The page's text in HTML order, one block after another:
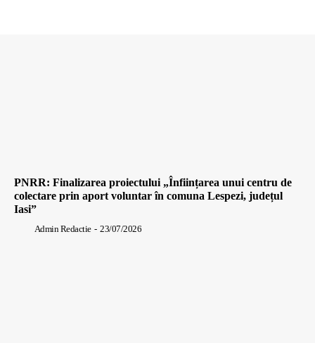
PNRR: Finalizarea proiectului „Înființarea unui centru de
colectare prin aport voluntar în comuna Lespezi, județul
Iasi”
Admin Redactie - 23/07/2026